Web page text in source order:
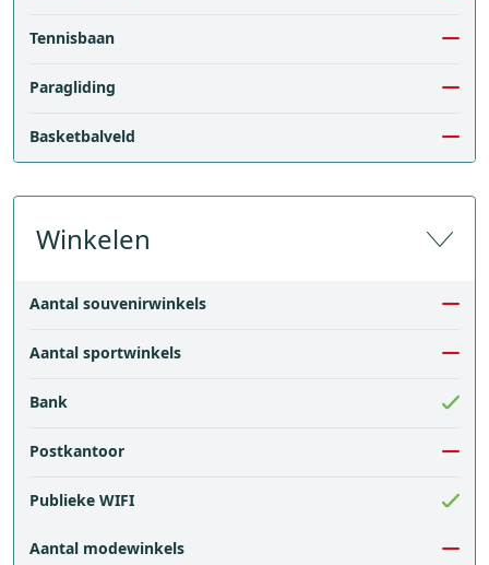
Tennisbaan
Paragliding
Basketbalveld
Winkelen
Aantal souvenirwinkels
Aantal sportwinkels
Bank
Postkantoor
Publieke WIFI
Aantal modewinkels